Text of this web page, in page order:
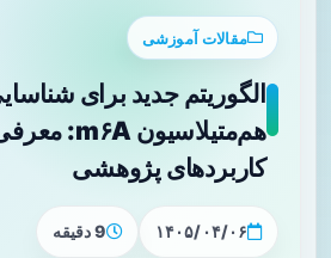
مقالات آموزشی
الگوریتم جدید برای
کاربردهای پژوهشی
۱۴۰۵/۰۴/۰۶ 9 دقیقه